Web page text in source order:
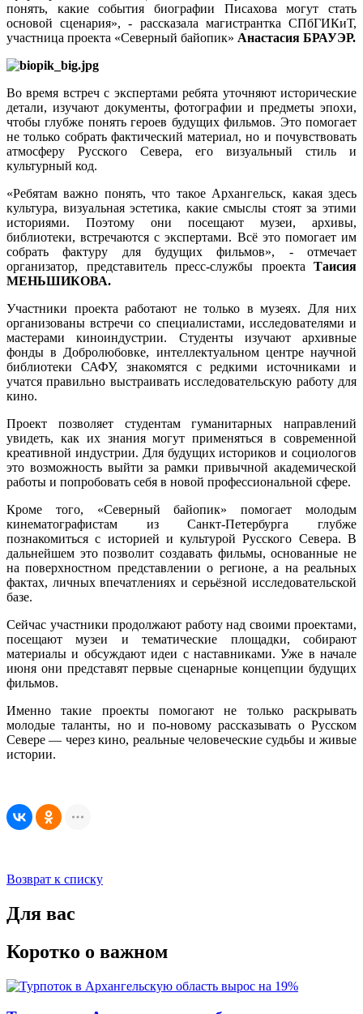
понять, какие события биографии Писахова могут стать
основой сценария», - рассказала магистрантка СПбГИКиТ,
участница проекта «Северный байопик» Анастасия БРАУЭР.
Во время встреч с экспертами ребята уточняют исторические
детали, изучают документы, фотографии и предметы эпохи,
чтобы глубже понять героев будущих фильмов. Это помогает
не только собрать фактический материал, но и почувствовать
атмосферу Русского Севера, его визуальный стиль и
культурный код.
«Ребятам важно понять, что такое Архангельск, какая здесь
культура, визуальная эстетика, какие смыслы стоят за этими
историями. Поэтому они посещают музеи, архивы,
библиотеки, встречаются с экспертами. Всё это помогает им
собрать фактуру для будущих фильмов», - отмечает
организатор, представитель пресс-службы проекта Таисия
МЕНЬШИКОВА.
Участники проекта работают не только в музеях. Для них
организованы встречи со специалистами, исследователями и
мастерами киноиндустрии. Студенты изучают архивные
фонды в Добролюбовке, интеллектуальном центре научной
библиотеки САФУ, знакомятся с редкими источниками и
учатся правильно выстраивать исследовательскую работу для
кино.
Проект позволяет студентам гуманитарных направлений
увидеть, как их знания могут применяться в современной
креативной индустрии. Для будущих историков и социологов
это возможность выйти за рамки привычной академической
работы и попробовать себя в новой профессиональной сфере.
Кроме того, «Северный байопик» помогает молодым
кинематографистам из Санкт-Петербурга глубже
познакомиться с историей и культурой Русского Севера. В
дальнейшем это позволит создавать фильмы, основанные не
на поверхностном представлении о регионе, а на реальных
фактах, личных впечатлениях и серьёзной исследовательской
базе.
Сейчас участники продолжают работу над своими проектами,
посещают музеи и тематические площадки, собирают
материалы и обсуждают идеи с наставниками. Уже в начале
июня они представят первые сценарные концепции будущих
фильмов.
Именно такие проекты помогают не только раскрывать
молодые таланты, но и по-новому рассказывать о Русском
Севере — через кино, реальные человеческие судьбы и живые
истории.
Возврат к списку
Для вас
Коротко о важном